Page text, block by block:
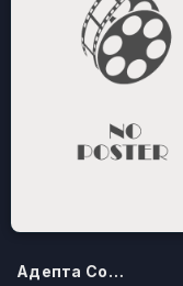
Адепта Сороритас: Покаяние